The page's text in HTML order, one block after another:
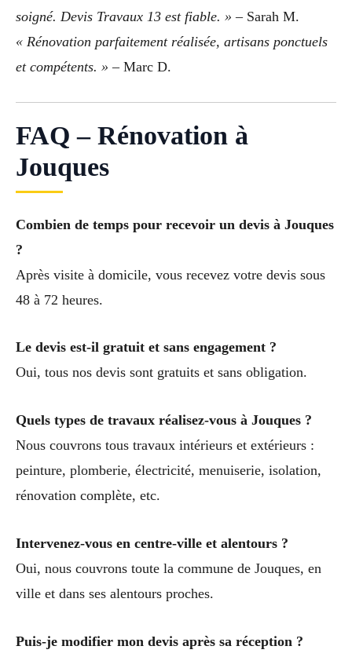
soigné. Devis Travaux 13 est fiable. » – Sarah M.
« Rénovation parfaitement réalisée, artisans ponctuels
et compétents. » – Marc D.
FAQ – Rénovation à
Jouques
Combien de temps pour recevoir un devis à Jouques
?
Après visite à domicile, vous recevez votre devis sous
48 à 72 heures.
Le devis est-il gratuit et sans engagement ?
Oui, tous nos devis sont gratuits et sans obligation.
Quels types de travaux réalisez-vous à Jouques ?
Nous couvrons tous travaux intérieurs et extérieurs :
peinture, plomberie, électricité, menuiserie, isolation,
rénovation complète, etc.
Intervenez-vous en centre-ville et alentours ?
Oui, nous couvrons toute la commune de Jouques, en
ville et dans ses alentours proches.
Puis-je modifier mon devis après sa réception ?